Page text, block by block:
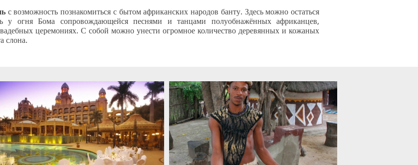
с возможность познакомиться с бытом африканских народов банту. Здесь можно остаться
у огня Бома сопровождающейся песнями и танцами полуобнажённых африканцев,
церемониях. С собой можно унести огромное количество деревянных и кожаных
слона.